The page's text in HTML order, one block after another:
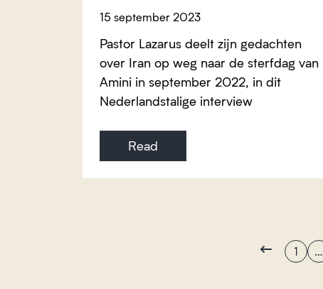
15 september 2023
Pastor Lazarus deelt zijn gedachten
over Iran op weg naar de sterfdag van
Amini in september 2022, in dit
Nederlandstalige interview
Read
1 …